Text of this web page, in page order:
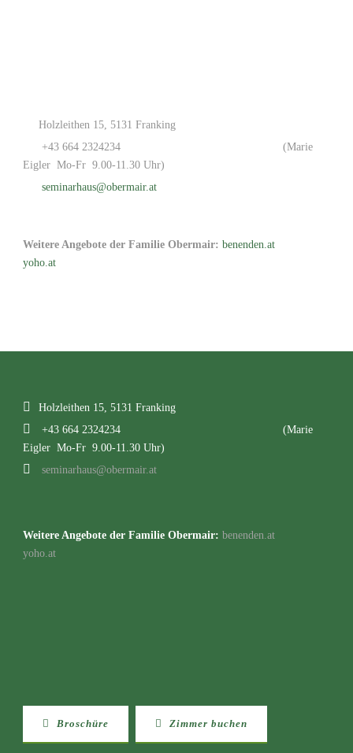
Holzleithen 15, 5131 Franking
+43 664 2324234
(Marie
Eigler Mo-Fr 9.00-11.30 Uhr)
seminarhaus@obermair.at
Weitere Angebote der Familie Obermair: benenden.at
yoho.at
Holzleithen 15, 5131 Franking
+43 664 2324234
(Marie
Eigler Mo-Fr 9.00-11.30 Uhr)
seminarhaus@obermair.at
Weitere Angebote der Familie Obermair: benenden.at
yoho.at
Broschüre Zimmer buchen